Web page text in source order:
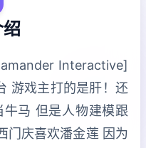
Interactive]
游戏主打的是肝！还
马 但是人物建模跟
门庆喜欢潘金莲 因为